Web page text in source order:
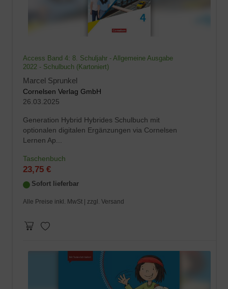
Access Band 4: 8. Schuljahr - Allgemeine Ausgabe
2022 - Schulbuch (Kartoniert)
Marcel Sprunkel
Cornelsen Verlag GmbH
26.03.2025
Generation Hybrid Hybrides Schulbuch mit
optionalen digitalen Ergänzungen via Cornelsen
Lernen Ap...
Taschenbuch
23,75 €
Sofort lieferbar
Alle Preise inkl. MwSt | zzgl. Versand